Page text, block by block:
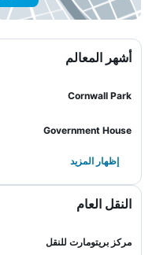
أشهر المعالم
Cornwall Park
Government House
إظهار المزيد
النقل العام
مركز بريتومارت للنقل